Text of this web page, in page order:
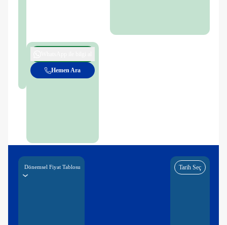
Hemen Ara
Dönemsel Fiyat Tablosu Tarih Seç